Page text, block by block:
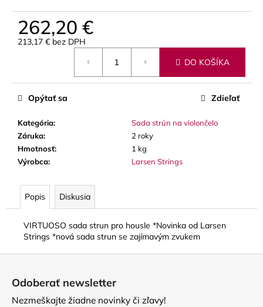
262,20 €
213,17 € bez DPH
DO KOŠÍKA
Kategória:
Sada strún na violončelo
Záruka:
2 roky
Hmotnosť:
1 kg
Výrobca: Larsen Strings
Opýtať sa Zdieľať
Popis Diskusia
VIRTUOSO sada strun pro housle *Novinka od Larsen
Strings *nová sada strun se zajímavým zvukem
ú
m
LUPIFARO
CLASSIC
PLÁTKY
NA
ALT
3,90
Odoberať newsletter
Nezmeškajte žiadne novinky či zľavy!